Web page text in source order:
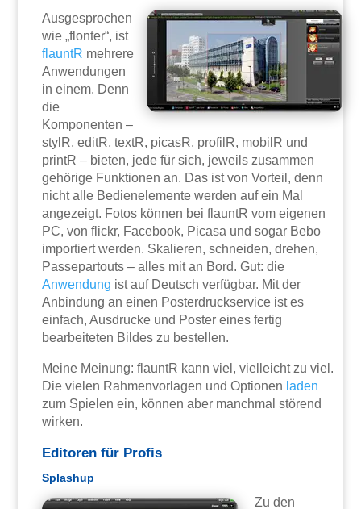
Ausgesprochen
wie „flonter“, ist
flauntR mehrere
Anwendungen
in einem. Denn
die
Komponenten –
stylR, editR, textR, picasR, profilR, mobilR und
printR – bieten, jede für sich, jeweils zusammen
gehörige Funktionen an. Das ist von Vorteil, denn
nicht alle Bedienelemente werden auf ein Mal
angezeigt. Fotos können bei flauntR vom eigenen
PC, von flickr, Facebook, Picasa und sogar Bebo
importiert werden. Skalieren, schneiden, drehen,
Passepartouts – alles mit an Bord. Gut: die
Anwendung ist auf Deutsch verfügbar. Mit der
Anbindung an einen Posterdruckservice ist es
einfach, Ausdrucke und Poster eines fertig
bearbeiteten Bildes zu bestellen.
Meine Meinung: flauntR kann viel, vielleicht zu viel.
Die vielen Rahmenvorlagen und Optionen laden
zum Spielen ein, können aber manchmal störend
wirken.
Editoren für Profis
Splashup
Zu den